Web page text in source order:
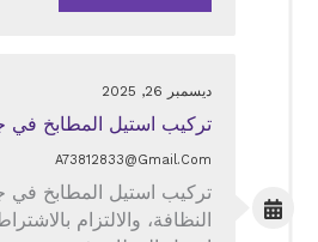
ديسمبر 26, 2025
تركيب استيل المطابخ في
A73812833@gmail.com
تركيب استيل المطابخ في
النظافة، والالتزام